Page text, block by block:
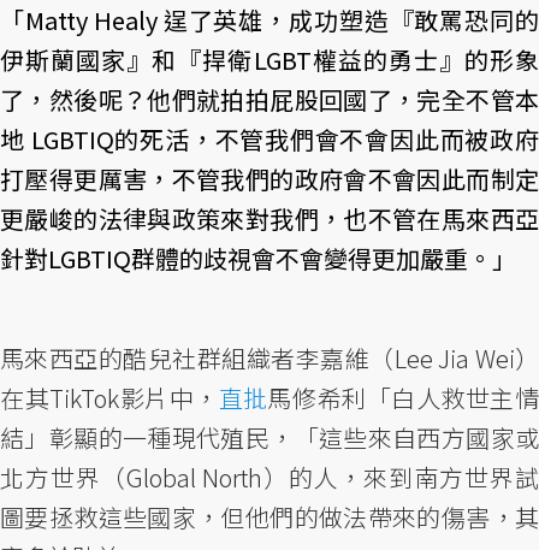
「Matty Healy 逞了英雄，成功塑造『敢罵恐同的
伊斯蘭國家』和『捍衛LGBT權益的勇士』的形象
了，然後呢？他們就拍拍屁股回國了，完全不管本
地 LGBTIQ的死活，不管我們會不會因此而被政府
打壓得更厲害，不管我們的政府會不會因此而制定
更嚴峻的法律與政策來對我們，也不管在馬來西亞
針對LGBTIQ群體的歧視會不會變得更加嚴重。」
馬來西亞的酷兒社群組織者李嘉維（Lee Jia Wei）
在其TikTok影片中， 直批馬修希利「白人救世主情
結」彰顯的一種現代殖民，「這些來自西方國家或
北方世界（Global North）的人，來到南方世界試
圖要拯救這些國家，但他們的做法帶來的傷害，其